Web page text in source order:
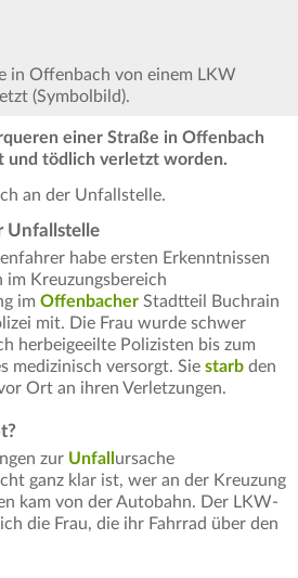
in Offenbach von einem LKW
(Symbolbild).
einer Straße in Offenbach
und tödlich verletzt worden.
an der Unfallstelle.
Unfallstelle
habe ersten Erkenntnissen
im Kreuzungsbereich
im Offenbacher Stadtteil Buchrain
mit. Die Frau wurde schwer
herbeigeeilte Polizisten bis zum
medizinisch versorgt. Sie starb den
Ort an ihren Verletzungen.
zur Unfall ursache
ganz klar ist, wer an der Kreuzung
kam von der Autobahn. Der LKW-
die Frau, die ihr Fahrrad über den